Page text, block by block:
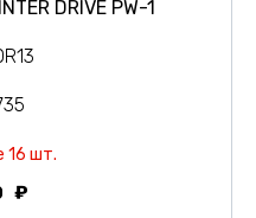
DRIVE PW-1
16 шт.